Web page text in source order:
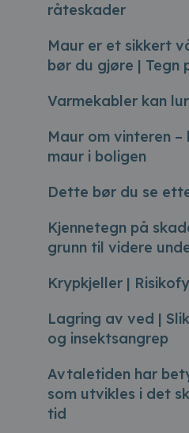
råteskader
Maur er et sikkert
bør du gjøre | Tegn
Varmekabler kan
Maur om vinteren –
maur i boligen
Dette bør du se
Kjennetegn på
grunn til videre
Krypkjeller |
Lagring av ved |
og insektsangrep
Avtaletiden har
som utvikles i det
tid